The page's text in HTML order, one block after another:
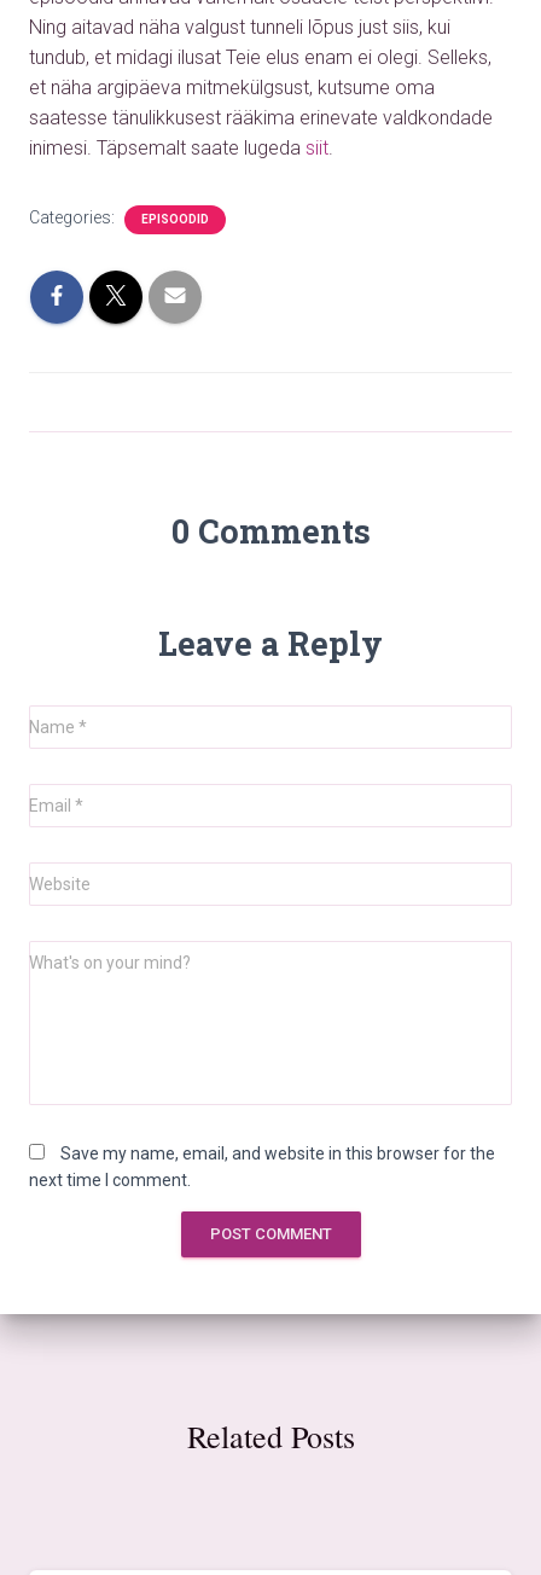
Ning aitavad näha valgust tunneli lõpus just siis, kui
tundub, et midagi ilusat Teie elus enam ei olegi. Selleks,
et näha argipäeva mitmekülgsust, kutsume oma
saatesse tänulikkusest rääkima erinevate valdkondade
inimesi. Täpsemalt saate lugeda siit.
Categories: EPISOODID
0 Comments
Leave a Reply
Name *
Email *
Website
What's on your mind?
Save my name, email, and website in this browser for the
next time I comment.
Related Posts